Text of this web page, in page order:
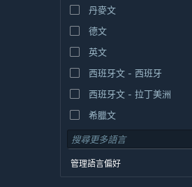
丹麥文
德文
英文
西班牙文 - 西班牙
西班牙文 - 拉丁美洲
希臘文
管理語言偏好